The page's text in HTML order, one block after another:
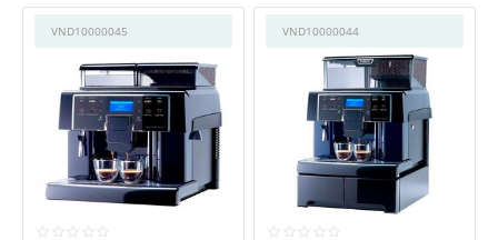
VND10000045 VND10000044